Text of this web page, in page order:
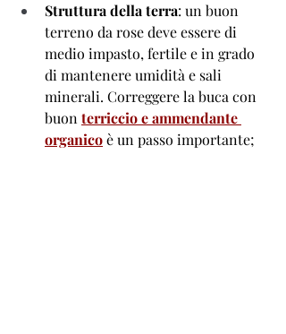
Struttura della terra: un buon
terreno da rose deve essere di
medio impasto, fertile e in grado
di mantenere umidità e sali
minerali. Correggere la buca con
buon terriccio e ammendante
organico è un passo importante;